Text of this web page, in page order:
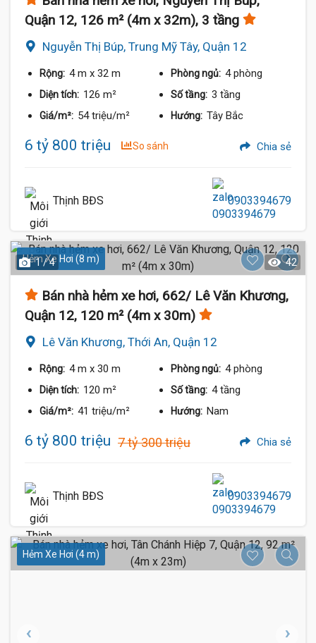
Quận 12, 126 m² (4m x 32m), 3 tầng
Nguyễn Thị Búp, Trung Mỹ Tây, Quận 12
Rộng: 4 m x 32 m Phòng ngủ: 4 phòng
Diện tích: 126 m² Số tầng: 3 tầng
Giá/m²: 54 triệu/m² Hướng: Tây Bắc
6 tỷ 800 triệu So sánh Chia sẻ
Thịnh BĐS 0903394679
Hẻm Xe Hơi (8 m)
1 / 4 42
Bán nhà hẻm xe hơi, 662/ Lê Văn Khương,
Quận 12, 120 m² (4m x 30m)
Lê Văn Khương, Thới An, Quận 12
Rộng: 4 m x 30 m Phòng ngủ: 4 phòng
Diện tích: 120 m² Số tầng: 4 tầng
Giá/m²: 41 triệu/m² Hướng: Nam
6 tỷ 800 triệu 7 tỷ 300 triệu Chia sẻ
Thịnh BĐS 0903394679
Hẻm Xe Hơi (4 m)